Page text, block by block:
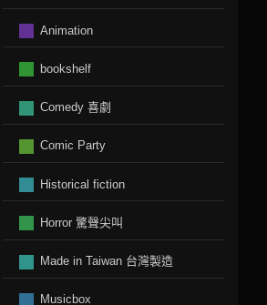
Animation
bookshelf
Comedy 喜劇
Comic Party
Historical fiction
Horror 驚聲尖叫
Made in Taiwan 台灣製造
Musicbox